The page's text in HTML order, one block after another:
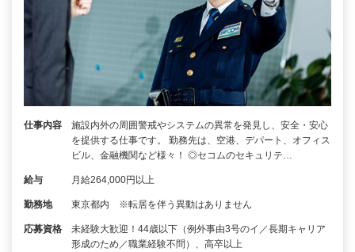
仕事内容
施設内外の周囲警戒やシステムの異常を発見し、安全・安心
を提供する仕事です。 勤務先は、空港、デパート、オフィス
ビル、金融機関など様々！ ◎セコムのセキュリテ…
給与 月給264,000円以上
勤務地 東京都内 ※転居を伴う異動はありません
応募資格
未経験大歓迎！44歳以下（例外事由3号のイ／長期キャリア
形成のため／職業経験不問）、高卒以上